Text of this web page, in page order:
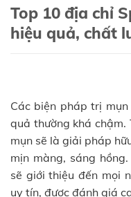
Top 10 địa chỉ
hiệu quả, chất
Các biện pháp trị
quả thường khá chậm.
mụn sẽ là giải pháp
mịn màng, sáng
sẽ giới thiệu đến mọi
uy tín, được đánh giá